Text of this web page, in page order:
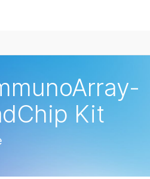
Kit
择您感兴趣的领域:
生殖健康
遗传病和罕见病